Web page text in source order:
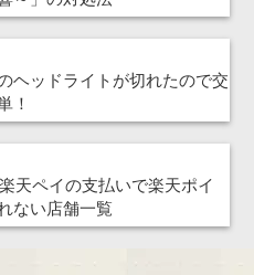
ヘッドライトが切れたので交
！
楽天ペイの支払いで楽天ポイ
ない店舗一覧